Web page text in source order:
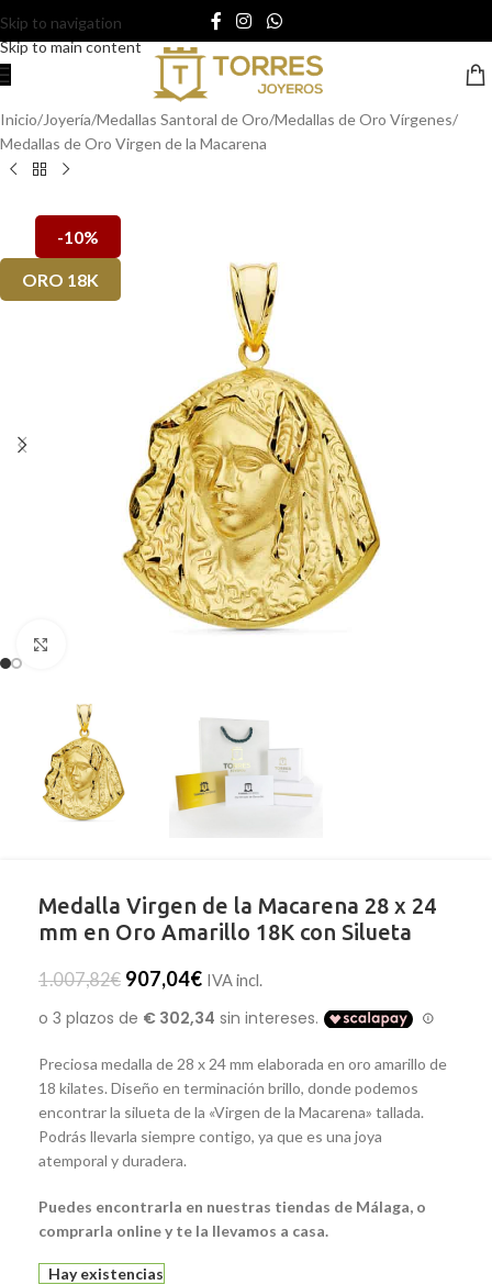
Skip to navigation
Skip to main content
Inicio/Joyería/Medallas Santoral de Oro/Medallas de Oro Vírgenes/
Medallas de Oro Virgen de la Macarena
-10%
ORO 18K
Medalla Virgen de la Macarena 28 x 24
mm en Oro Amarillo 18K con Silueta
1.007,82€ 907,04€ IVA incl.
Preciosa medalla de 28 x 24 mm elaborada en oro amarillo de
18 kilates. Diseño en terminación brillo, donde podemos
encontrar la silueta de la «Virgen de la Macarena» tallada.
Podrás llevarla siempre contigo, ya que es una joya
atemporal y duradera.
Puedes encontrarla en nuestras tiendas de Málaga, o
comprarla online y te la llevamos a casa.
Hay existencias